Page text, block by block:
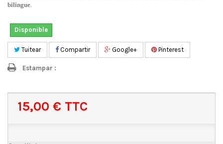
bilingue.
Disponible
Tuitear Compartir Google+ Pinterest
Estampar :
15,00 € TTC